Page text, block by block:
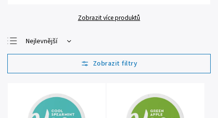
Zobrazit více produktů
Nejlevnější
Nejdražší
Nejprodávanější